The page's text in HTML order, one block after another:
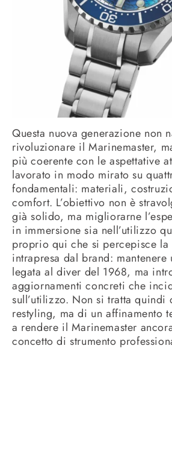
Questa nuova generazione non
rivoluzionare il Marinemaster,
più coerente con le aspettative
lavorato in modo mirato su
fondamentali: materiali,
comfort. L’obiettivo non è
già solido, ma migliorarne
in immersione sia nell’utilizzo
proprio qui che si percepisce
intrapresa dal brand: mantenere
legata al diver del 1968, ma
aggiornamenti concreti che
sull’utilizzo. Non si tratta quindi
restyling, ma di un affinamento
a rendere il Marinemaster
concetto di strumento